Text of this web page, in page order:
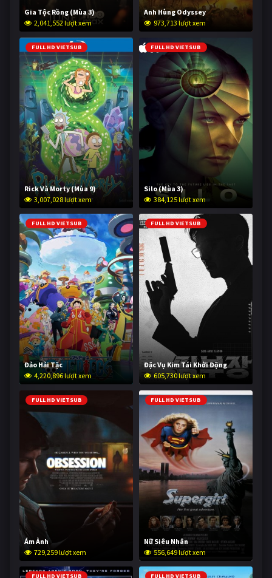
Gia Tộc Rồng (Mùa 3)
2,041,552 lượt xem
Anh Hùng Odyssey
973,713 lượt xem
FULL HD VIETSUB
Rick Và Morty (Mùa 9)
3,007,028 lượt xem
FULL HD VIETSUB
Silo (Mùa 3)
384,125 lượt xem
FULL HD VIETSUB
Đảo Hải Tặc
4,220,896 lượt xem
FULL HD VIETSUB
Đặc Vụ Kim Tái Khởi Động
605,730 lượt xem
FULL HD VIETSUB
Ám Ảnh
729,259 lượt xem
FULL HD VIETSUB
Nữ Siêu Nhân
556,649 lượt xem
FULL HD VIETSUB FULL HD VIETSUB